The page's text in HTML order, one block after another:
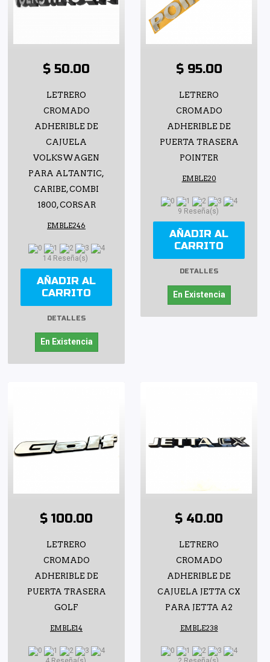
$ 50.00
LETRERO
CROMADO
ADHERIBLE DE
CAJUELA
VOLKSWAGEN
PARA ALTANTIC,
CARIBE, COMBI
1800, CORSAR
EMBLE246
14 Reseña(s)
AÑADIR AL
CARRITO
DETALLES
En Existencia
$ 95.00
LETRERO
CROMADO
ADHERIBLE DE
PUERTA TRASERA
POINTER
EMBLE20
9 Reseña(s)
AÑADIR AL
CARRITO
DETALLES
En Existencia
$ 100.00
LETRERO
CROMADO
ADHERIBLE DE
PUERTA TRASERA
GOLF
EMBLE14
$ 40.00
LETRERO
CROMADO
ADHERIBLE DE
CAJUELA JETTA CX
PARA JETTA A2
EMBLE238